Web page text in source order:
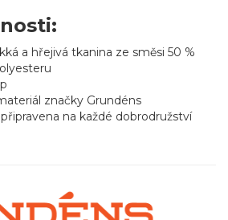
a hřejivá tkanina ze směsi 50 %
značky Grundéns
na každé dobrodružství